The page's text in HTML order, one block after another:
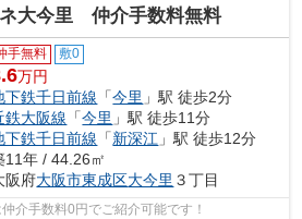
大今里 仲介手数料無料
手無料 敷0
万円
下鉄千日前線 「今里 」駅 徒歩2分
鉄大阪線 「今里 」駅 徒歩11分
下鉄千日前線 「新深江 」駅 徒歩12分
11年 / 44.26㎡
阪府大阪市東成区大今里 ３丁目
介手数料0円でご紹介可能です！